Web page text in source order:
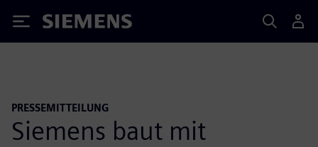
Siemens
PRESSEMITTEILUNG
Siemens baut mit